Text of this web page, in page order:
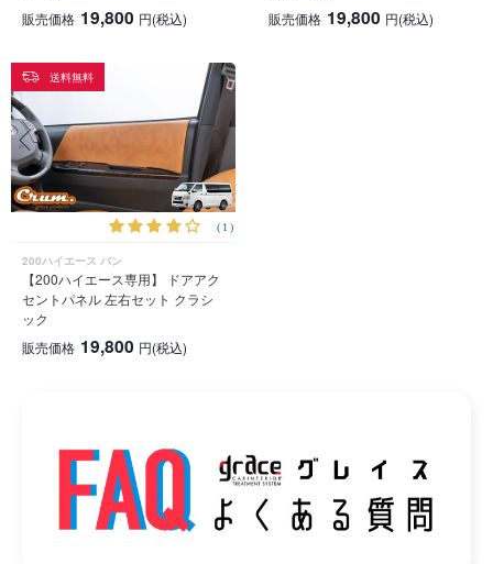
販売価格 19,800 円(税込)
販売価格 19,800 円(税込)
送料無料
(1)
200ハイエース バン
【200ハイエース専用】 ドアアク
セントパネル 左右セット クラシ
ック
販売価格 19,800 円(税込)